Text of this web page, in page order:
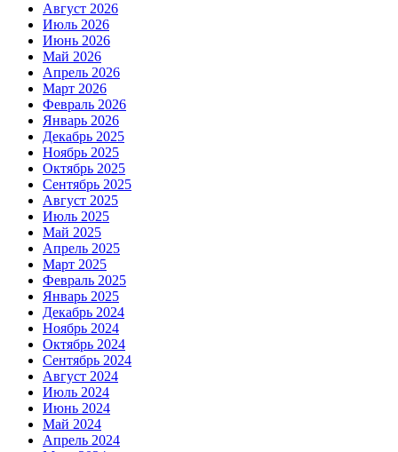
Август 2026
Июль 2026
Июнь 2026
Май 2026
Апрель 2026
Март 2026
Февраль 2026
Январь 2026
Декабрь 2025
Ноябрь 2025
Октябрь 2025
Сентябрь 2025
Август 2025
Июль 2025
Май 2025
Апрель 2025
Март 2025
Февраль 2025
Январь 2025
Декабрь 2024
Ноябрь 2024
Октябрь 2024
Сентябрь 2024
Август 2024
Июль 2024
Июнь 2024
Май 2024
Апрель 2024